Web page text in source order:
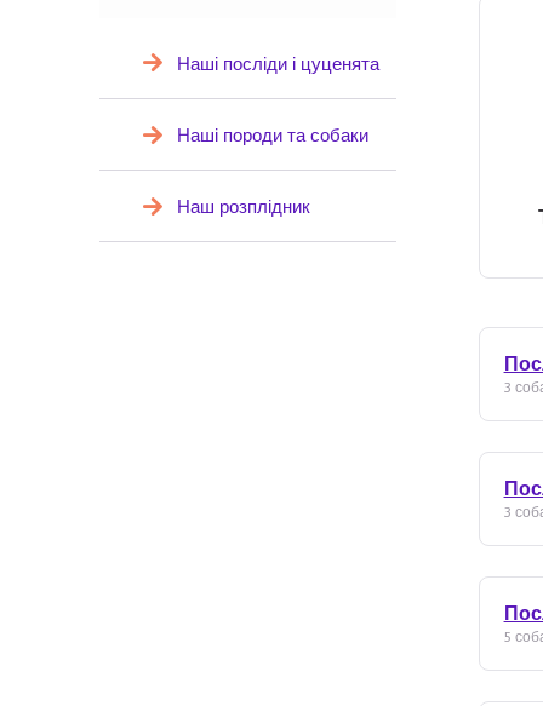
Наші посліди і цуценята
Наші породи та собаки
Наш розплідник
3
3
5